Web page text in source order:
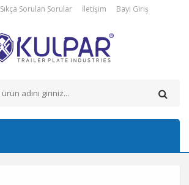
Sıkça Sorulan Sorular İletişim Bayi Giriş